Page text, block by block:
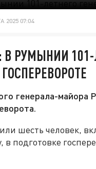
2025 07:04
РУМЫНИИ
генерала-майора
шесть человек,
в подготовке